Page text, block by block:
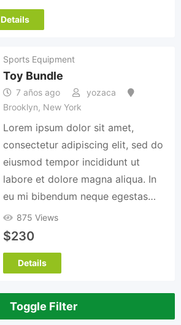
Details
Sports Equipment
Toy Bundle
7 años ago
yozaca
Brooklyn, New York
Lorem ipsum dolor sit amet,
consectetur adipiscing elit, sed do
eiusmod tempor incididunt ut
labore et dolore magna aliqua. In
eu mi bibendum neque egestas…
875 Views
$230
Details
Toggle Filter